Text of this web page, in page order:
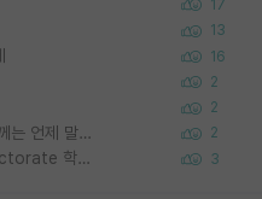
17
13
16
2
2
타대학원 컨텍 준비중인데, 지도교수님께는 언제 말씀드려야 할까요? 2
우리나라도 학구 열풍보면 Higher Doctorate 학위가 필요하다고 봅니다. 3